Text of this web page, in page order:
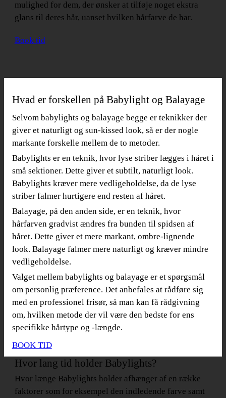
mulighed for dem, der ønsker at tilføje noget ekstra
glans til deres hår, uanset hvilken hårfarve de har.
Book tid
Hvad er forskellen på Babylight og Balayage
Selvom babylights og balayage begge er teknikker der
giver et naturligt og sun-kissed look, så er der nogle
markante forskelle mellem de to metoder.
Babylights er en teknik, hvor lyse striber lægges i håret i
små sektioner. Dette giver et subtilt, naturligt look.
Babylights kræver mere vedligeholdelse, da de lyse
striber falmer hurtigere end resten af håret.
Balayage, på den anden side, er en teknik, hvor
hårfarven gradvist ændres fra bunden til spidsen af
håret. Dette giver et mere markant, ombre-lignende
look. Balayage falmer mere naturligt og kræver mindre
vedligeholdelse.
Valget mellem babylights og balayage er et spørgsmål
om personlig præference. Det anbefales at rådføre sig
med en professionel frisør, så man kan få rådgivning
om, hvilken metode der vil være den bedste for ens
specifikke hårtype og -længde.
BOOK TID
Hvor lang tid holder Babylights?
Hvor længe Babylights holder afhænger af en række
faktorer som for eksempel den indledende farve samt